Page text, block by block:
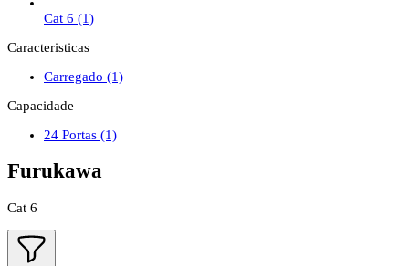
Cat 6 (1)
Caracteristicas
Carregado (1)
Capacidade
24 Portas (1)
Furukawa
Cat 6